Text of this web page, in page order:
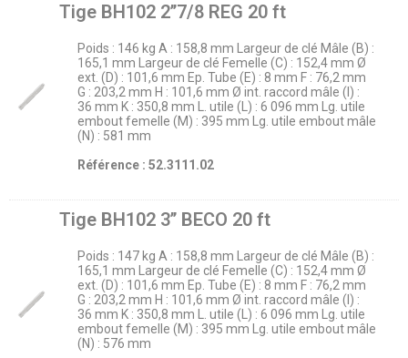
Tige BH102 2’’7/8 REG 20 ft
Poids : 146 kg A : 158,8 mm Largeur de clé Mâle (B) :
165,1 mm Largeur de clé Femelle (C) : 152,4 mm Ø
ext. (D) : 101,6 mm Ep. Tube (E) : 8 mm F : 76,2 mm
G : 203,2 mm H : 101,6 mm Ø int. raccord mâle (I) :
36 mm K : 350,8 mm L. utile (L) : 6 096 mm Lg. utile
embout femelle (M) : 395 mm Lg. utile embout mâle
(N) : 581 mm
Référence : 52.3111.02
Tige BH102 3’’ BECO 20 ft
Poids : 147 kg A : 158,8 mm Largeur de clé Mâle (B) :
165,1 mm Largeur de clé Femelle (C) : 152,4 mm Ø
ext. (D) : 101,6 mm Ep. Tube (E) : 8 mm F : 76,2 mm
G : 203,2 mm H : 101,6 mm Ø int. raccord mâle (I) :
36 mm K : 350,8 mm L. utile (L) : 6 096 mm Lg. utile
embout femelle (M) : 395 mm Lg. utile embout mâle
(N) : 576 mm